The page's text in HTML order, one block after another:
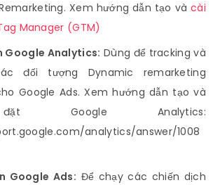
Xem hướng dẫn tạo vàcài
Manager (GTM)
Google Analytics: Dùng để tracking và
đối tượng Dynamic remarketing
Google Ads. Xem hướng dẫn tạo và
Google Analytics:
analytics/answer/1008
Google Ads: Để chạy các chiến dịch